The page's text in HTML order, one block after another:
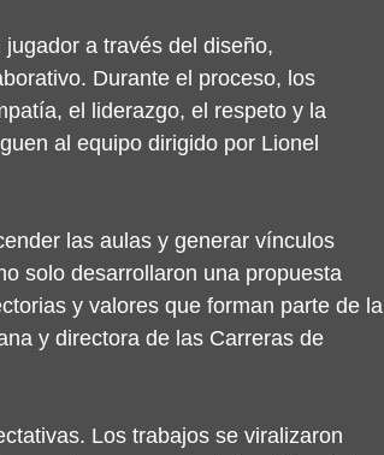
a través del diseño,
Durante el proceso, los
el liderazgo, el respeto y la
al equipo dirigido por Lionel
las aulas y generar vínculos
solo desarrollaron una propuesta
y valores que forman parte de la
y directora de las Carreras de
Los trabajos se viralizaron